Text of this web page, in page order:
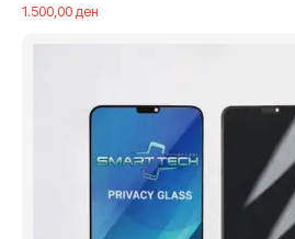
1.500,00ден